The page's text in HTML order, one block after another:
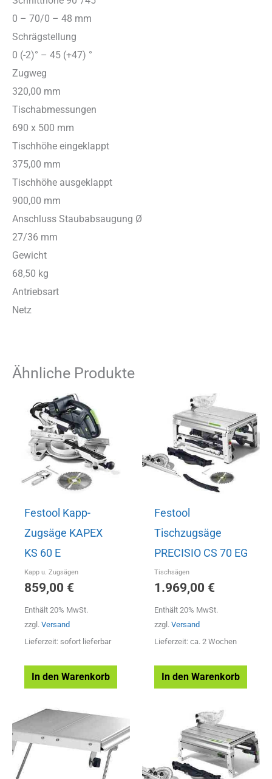
0 – 70/0 – 48 mm
Schrägstellung
0 (-2)° – 45 (+47) °
Zugweg
320,00 mm
Tischabmessungen
690 x 500 mm
Tischhöhe eingeklappt
375,00 mm
Tischhöhe ausgeklappt
900,00 mm
Anschluss Staubabsaugung Ø
27/36 mm
Gewicht
68,50 kg
Antriebsart
Netz
Ähnliche Produkte
Festool Kapp-
Zugsäge KAPEX
KS 60 E
Kapp u. Zugsägen
859,00 €
Enthält 20% MwSt.
zzgl. Versand
Lieferzeit: sofort lieferbar
In den Warenkorb
Festool
Tischzugsäge
PRECISIO CS 70 EG
Tischsägen
1.969,00 €
Enthält 20% MwSt.
zzgl. Versand
Lieferzeit: ca. 2 Wochen
In den Warenkorb